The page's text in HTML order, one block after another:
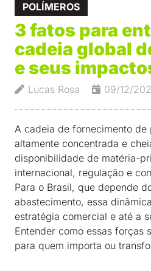
POLÍMEROS
3 fatos para
cadeia global
e seus
Lucas Rosa 09/12/
A cadeia de fornecimento
altamente concentrada e
disponibilidade de matéria-
internacional, regulação e
Para o Brasil, que depende
abastecimento, essa
estratégia comercial e até a
Entender como essas forças
para quem importa ou